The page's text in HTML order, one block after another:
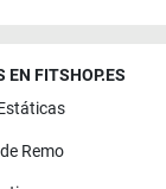
EN FITSHOP.ES
Remo